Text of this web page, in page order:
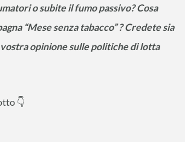
o subite il fumo passivo? Cosa
“Mese senza tabacco” ? Credete sia
vostra opinione sulle politiche di lotta
👇